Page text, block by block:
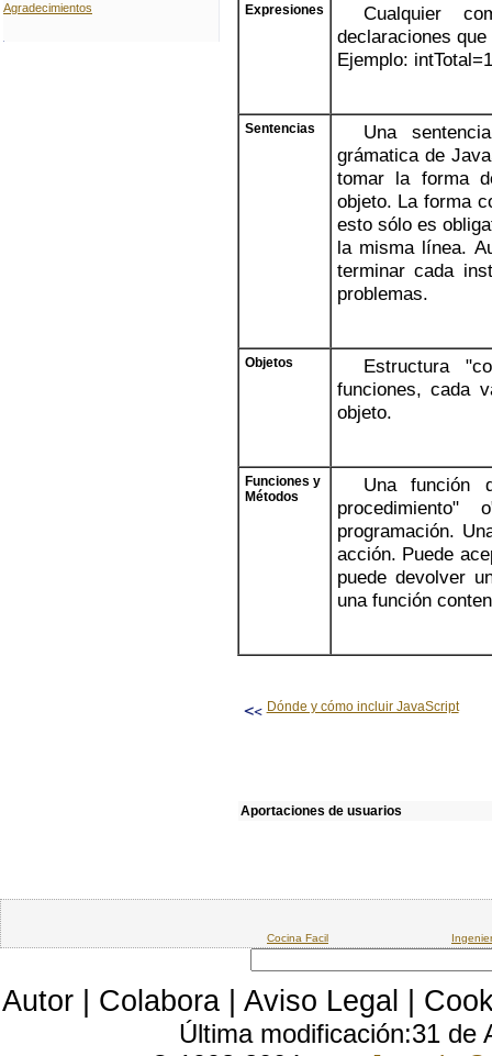
Expresiones
Cualquier
declaraciones
Ejemplo:
Sentencias
Una
grámatica de
tomar la forma
objeto. La forma
esto sólo es
la misma línea.
terminar cada
problemas.
Objetos
Estructura
funciones, cada
objeto.
Funciones y
Métodos
Una función
programación.
acción. Puede
puede devolver
una función
Dónde y cómo incluir JavaScript
Aportaciones de usuarios
Agradecimientos
Cocina Facil
Autor Colabora Aviso Legal
Última modificación:31